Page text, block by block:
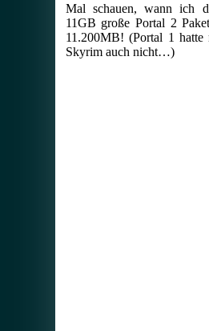
Mal schauen, wann ich
11GB große Portal 2
11.200MB! (Portal 1 hatte
Skyrim auch nicht…)